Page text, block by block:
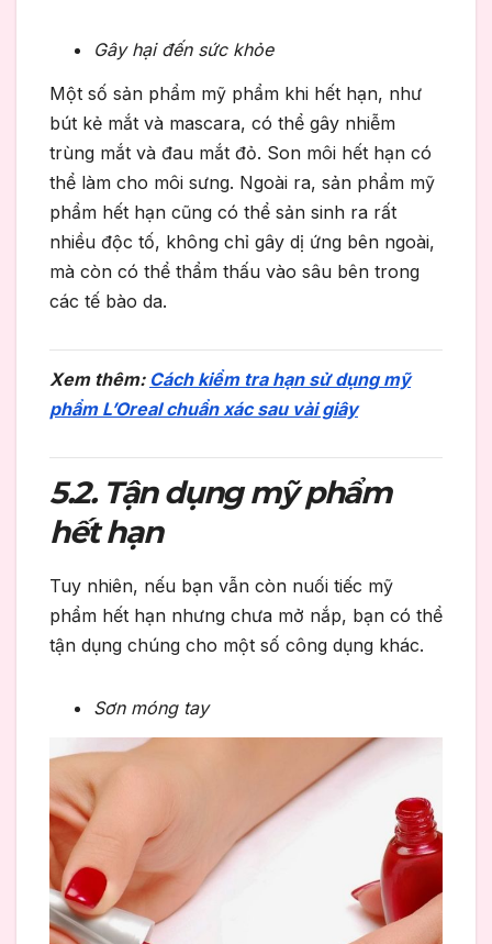
Gây hại đến sức khỏe
Một số sản phẩm mỹ phẩm khi hết hạn, như
bút kẻ mắt và mascara, có thể gây nhiễm
trùng mắt và đau mắt đỏ. Son môi hết hạn có
thể làm cho môi sưng. Ngoài ra, sản phẩm mỹ
phẩm hết hạn cũng có thể sản sinh ra rất
nhiều độc tố, không chỉ gây dị ứng bên ngoài,
mà còn có thể thẩm thấu vào sâu bên trong
các tế bào da.
Xem thêm: Cách kiểm tra hạn sử dụng mỹ
phẩm L’Oreal chuẩn xác sau vài giây
5.2. Tận dụng mỹ phẩm
hết hạn
Tuy nhiên, nếu bạn vẫn còn nuối tiếc mỹ
phẩm hết hạn nhưng chưa mở nắp, bạn có thể
tận dụng chúng cho một số công dụng khác.
Sơn móng tay